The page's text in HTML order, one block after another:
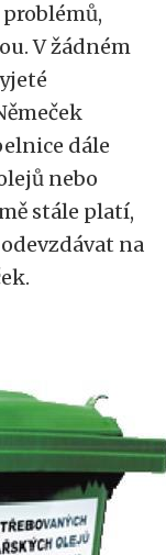
V žádném
dále
nebo
stále platí,
na